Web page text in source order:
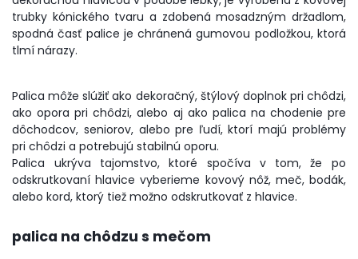
trubky kónického tvaru a zdobená mosadzným držadlom,
spodná časť palice je chránená gumovou podložkou, ktorá
tlmí nárazy.
Palica môže slúžiť ako dekoračný, štýlový doplnok pri chôdzi,
ako opora pri chôdzi, alebo aj ako palica na chodenie pre
dôchodcov, seniorov, alebo pre ľudí, ktorí majú problémy
pri chôdzi a potrebujú stabilnú oporu.
Palica ukrýva tajomstvo, ktoré spočíva v tom, že po
odskrutkovaní hlavice vyberieme kovový nôž, meč, bodák,
alebo kord, ktorý tiež možno odskrutkovať z hlavice.
palica na chôdzu s mečom